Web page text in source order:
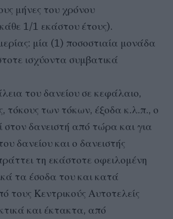
μήνες του χρόνου
1/1 εκάστου έτους).
μία (1) ποσοστιαία μονάδα
ισχύοντα συμβατικά
του δανείου σε κεφάλαιο,
τόκους των τόκων, έξοδα κ.λ.π., ο
στον δανειστή από τώρα και για
δανείου και ο δανειστής
τη εκάστοτε οφειλομένη
τα έσοδα του και κατά
τους Κεντρικούς Αυτοτελείς
και έκτακτα, από